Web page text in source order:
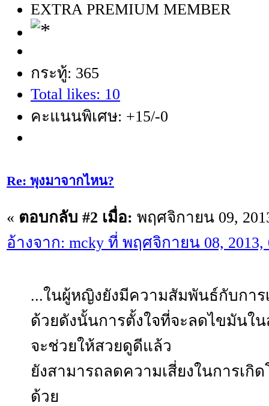
EXTRA PREMIUM MEMBER
กระทู้: 365
Total likes: 10
คะแนนพิเศษ: +15/-0
Re: พุงมาจากไหน?
« ตอบกลับ #2 เมื่อ: พฤศจิกายน 09,
อ้างจาก: mcky ที่ พฤศจิกายน 08, 2013,
...ในผู้หญิงยังมีความสัมพันธ์กับการ
ด้วยดังนั้นการตั้งใจที่จะลดไขมันใ
จะช่วยให้สวยดูดีแล้ว
ยังสามารถลดความเสี่ยงในการเกิด
ด้วย